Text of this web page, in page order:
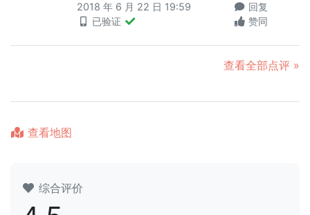
2018 年 6 月 22 日 19:59
已验证
回复
赞同
查看全部点评 »
查看地图
综合评价